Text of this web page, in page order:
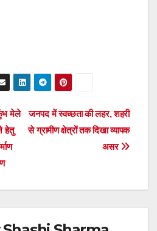
जनपद में स्वच्छता की लहर, शहरी
से ग्रामीण क्षेत्रों तक दिखा व्यापक
असर
मेले
हेतु